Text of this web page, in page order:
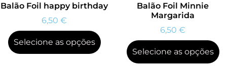
Balão Foil happy birthday
6,50 €
Selecione as opções
Balão Foil Minnie
Margarida
6,50 €
Selecione as opções